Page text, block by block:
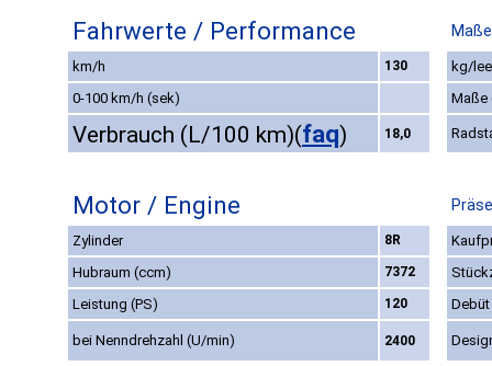
Fahrwerte / Performance
km/h 130
kg/
0-100 km/h (sek)
Maße
Verbrauch (L/100 km)(faq) 18,0
Motor / Engine
Zylinder 8R
Hubraum (ccm)
7372
Leistung (PS)
120 Debüt
bei Nenndrehzahl (U/min) 2400